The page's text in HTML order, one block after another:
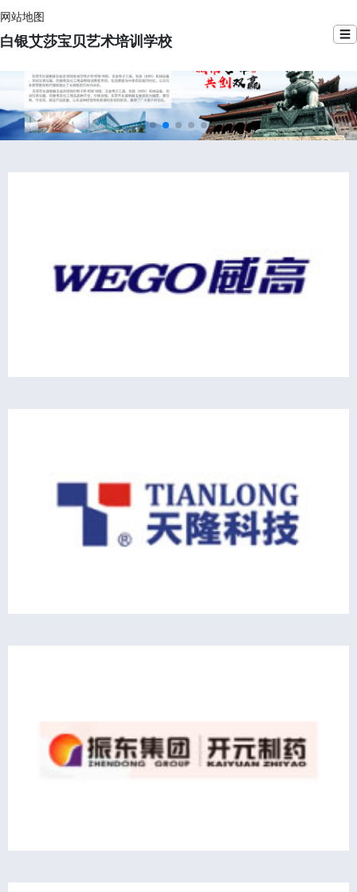
网站地图
白银艾莎宝贝艺术培训学校 ☰